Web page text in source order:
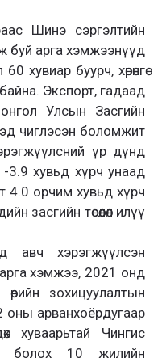
Шинэ сэргэлтийн
буй арга хэмжээнүүд
хувиар буурч, хөрөнгө
Экспорт, гадаад
Улсын Засгийн
чиглэсэн боломжит
үр дүнд
3.9 хувьд хүрч унаад
4.0 орчим хувьд хүрч
засгийн төсөөлөл илүү
авч хэрэгжүүлсэн
хэмжээ, 2021 онд
зохицуулалтын
арванхоёрдугаар
хуваарьтай Чингис
болох 10 жилийн